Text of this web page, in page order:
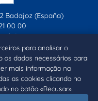
para analisar o
dados necessários para
mais informação na
as cookies clicando no
no botão «Recusar».
Badajoz (España)
00 00
Instagram
YouTube
Política de Cookies